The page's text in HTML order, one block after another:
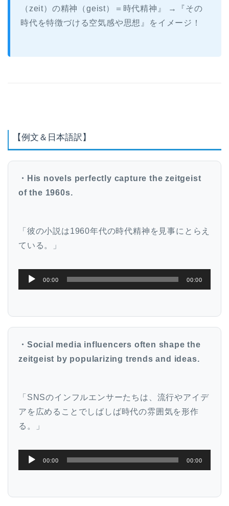
（zeit）の精神（geist）＝時代精神』 →『その
時代を特徴づける空気感や思想』をイメージ！
【例文＆日本語訳】
・His novels perfectly capture the zeitgeist
of the 1960s.
「彼の小説は1960年代の時代精神を見事にとらえ
ている。」
声
レ
ヤ
ー
00:00 00:00
・Social media influencers often shape the
zeitgeist by popularizing trends and ideas.
「SNSのインフルエンサーたちは、流行やアイデ
アを広めることでしばしば時代の雰囲気を形作
る。」
声
レ
00:00 00:00